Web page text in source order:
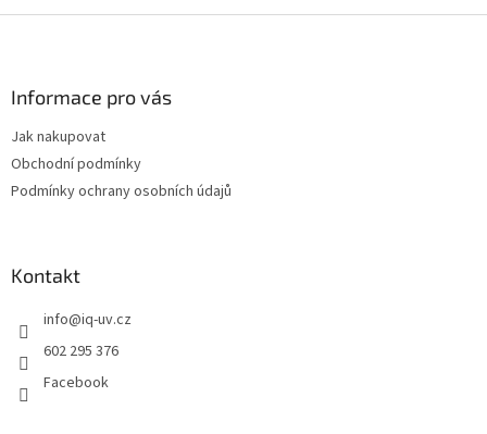
Informace pro vás
Jak nakupovat
Obchodní podmínky
Podmínky ochrany osobních údajů
Kontakt
info@iq-uv.cz
602 295 376
Facebook